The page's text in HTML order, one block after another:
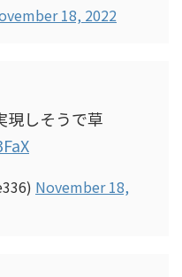
18, 2022
現しそうで草
November 18,